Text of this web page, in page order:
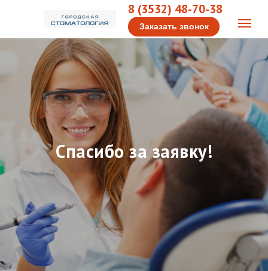
8 (3532) 48-70-38
Заказать звонок
Спасибо за заявку!